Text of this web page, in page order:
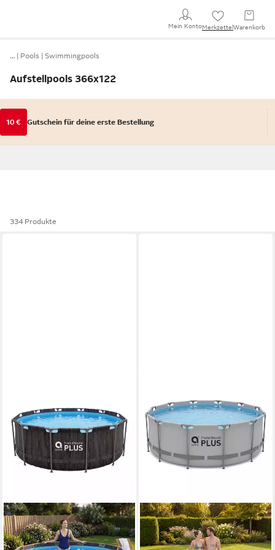
Mein KontoMerkzettel Warenkorb
… Pools Swimmingpools
Aufstellpools 366x122
10 € Gutschein für deine erste Bestellung
334 Produkte